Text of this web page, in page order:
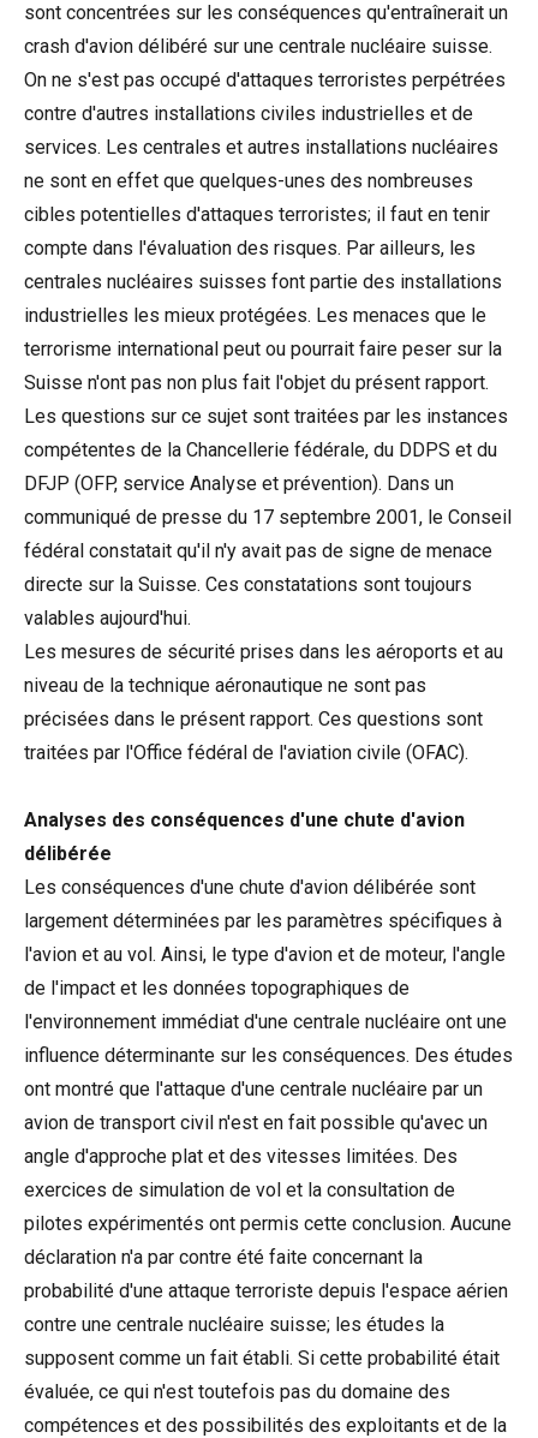
sont concentrées sur les conséquences qu'entraînerait un
crash d'avion délibéré sur une centrale nucléaire suisse.
On ne s'est pas occupé d'attaques terroristes perpétrées
contre d'autres installations civiles industrielles et de
services. Les centrales et autres installations nucléaires
ne sont en effet que quelques-unes des nombreuses
cibles potentielles d'attaques terroristes; il faut en tenir
compte dans l'évaluation des risques. Par ailleurs, les
centrales nucléaires suisses font partie des installations
industrielles les mieux protégées. Les menaces que le
terrorisme international peut ou pourrait faire peser sur la
Suisse n'ont pas non plus fait l'objet du présent rapport.
Les questions sur ce sujet sont traitées par les instances
compétentes de la Chancellerie fédérale, du DDPS et du
DFJP (OFP, service Analyse et prévention). Dans un
communiqué de presse du 17 septembre 2001, le Conseil
fédéral constatait qu'il n'y avait pas de signe de menace
directe sur la Suisse. Ces constatations sont toujours
valables aujourd'hui.
Les mesures de sécurité prises dans les aéroports et au
niveau de la technique aéronautique ne sont pas
précisées dans le présent rapport. Ces questions sont
traitées par l'Office fédéral de l'aviation civile (OFAC).
Analyses des conséquences d'une chute d'avion
délibérée
Les conséquences d'une chute d'avion délibérée sont
largement déterminées par les paramètres spécifiques à
l'avion et au vol. Ainsi, le type d'avion et de moteur, l'angle
de l'impact et les données topographiques de
l'environnement immédiat d'une centrale nucléaire ont une
influence déterminante sur les conséquences. Des études
ont montré que l'attaque d'une centrale nucléaire par un
avion de transport civil n'est en fait possible qu'avec un
angle d'approche plat et des vitesses limitées. Des
exercices de simulation de vol et la consultation de
pilotes expérimentés ont permis cette conclusion. Aucune
déclaration n'a par contre été faite concernant la
probabilité d'une attaque terroriste depuis l'espace aérien
contre une centrale nucléaire suisse; les études la
supposent comme un fait établi. Si cette probabilité était
évaluée, ce qui n'est toutefois pas du domaine des
compétences et des possibilités des exploitants et de la